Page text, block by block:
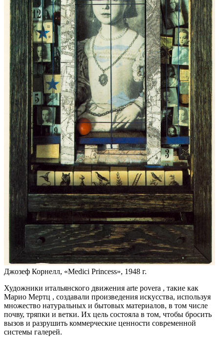
Джозеф Корнелл, «Medici Princess», 1948 г.
Художники итальянского движения arte povera , такие как
Марио Мертц , создавали произведения искусства, используя
множество натуральных и бытовых материалов, в том числе
почву, тряпки и ветки. Их цель состояла в том, чтобы бросить
вызов и разрушить коммерческие ценности современной
системы галерей.